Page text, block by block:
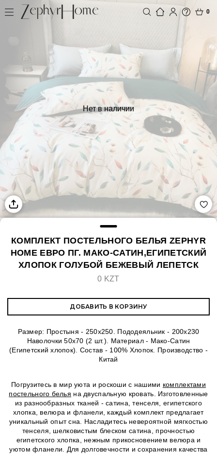
0
Нет в наличии
КОМПЛЕКТ ПОСТЕЛЬНОГО БЕЛЬЯ ZEPHYR
HOME ЕВРО ПГ. МАКО-САТИН,ЕГИПЕТСКИЙ
ХЛОПОК ГОЛУБОЙ БЕЖЕВЫЙ ЛЕПЕТСК
0 KZT
ДОБАВИТЬ В КОРЗИНУ
Размер: Простыня - 250х250. Пододеяльник - 200х230
Наволочки 50х70 (2 шт.). Материал - Мако-Сатин
(Египетский хлопок). Состав - 100% Хлопок. Производство -
Китай
Погрузитесь в мир уюта и роскоши с нашими комплектами
постельного белья на двуспальную кровать. Изготовленные
из разнообразных тканей - сатина, тенселя, египетского
хлопка, велюра и фланели, каждый комплект предлагает
уникальный опыт сна. Насладитесь невероятной мягкостью
тенселя, шелковистым блеском сатина, прочностью
египетского хлопка, нежным прикосновением велюра и
уютом фланели. Для долговечности и сохранения качества